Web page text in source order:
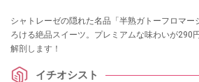
シャトレーゼの隠れた名品「半熟ガトーフロマー
ろける絶品スイーツ。プレミアムな味わいが290
解剖します！
イチオシスト